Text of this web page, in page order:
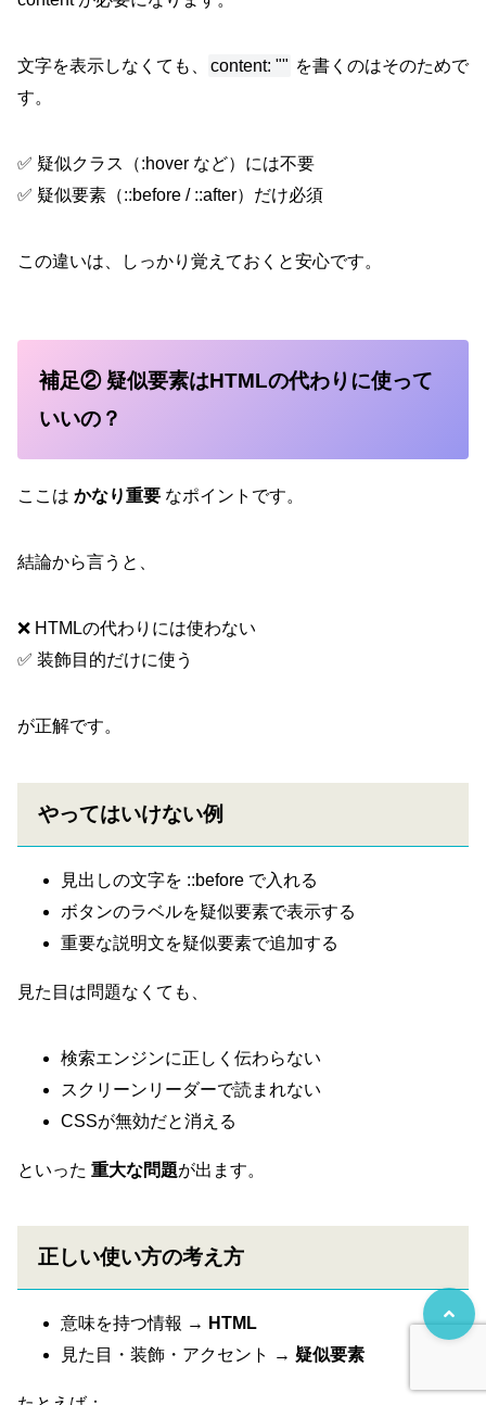
文字を表示しなくても、 content: "" を書くのはそのためで
す。
✅ 疑似クラス（:hover など）には不要
✅ 疑似要素（::before / ::after）だけ必須
この違いは、しっかり覚えておくと安心です。
補足② 疑似要素はHTMLの代わりに使って
いいの？
ここは かなり重要 なポイントです。
結論から言うと、
❌ HTMLの代わりには使わない
✅ 装飾目的だけに使う
が正解です。
やってはいけない例
見出しの文字を ::before で入れる
ボタンのラベルを疑似要素で表示する
重要な説明文を疑似要素で追加する
見た目は問題なくても、
検索エンジンに正しく伝わらない
スクリーンリーダーで読まれない
CSSが無効だと消える
といった 重大な問題が出ます。
正しい使い方の考え方
意味を持つ情報 → HTML
見た目・装飾・アクセント → 疑似要素